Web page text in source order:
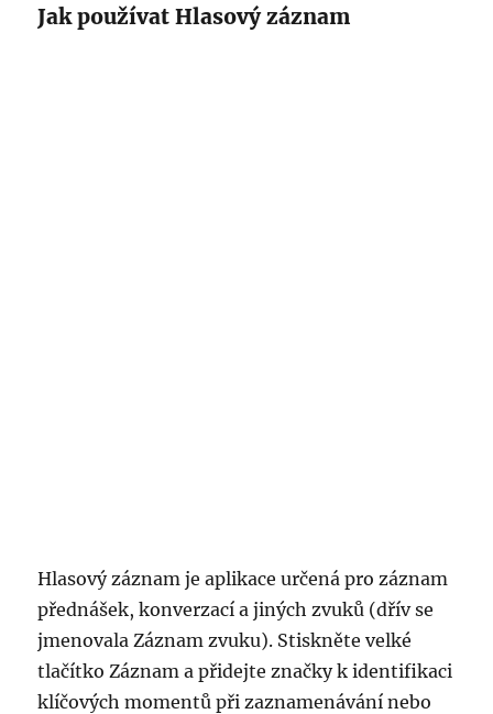
Jak používat Hlasový záznam
Hlasový záznam je aplikace určená pro záznam
přednášek, konverzací a jiných zvuků (dřív se
jmenovala Záznam zvuku). Stiskněte velké
tlačítko Záznam a přidejte značky k identifikaci
klíčových momentů při zaznamenávání nebo